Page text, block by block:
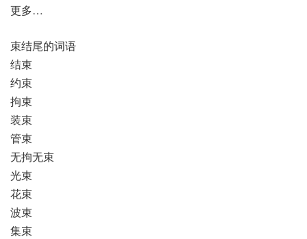
更多…
束结尾的词语
结束
约束
拘束
装束
管束
无拘无束
光束
花束
波束
集束